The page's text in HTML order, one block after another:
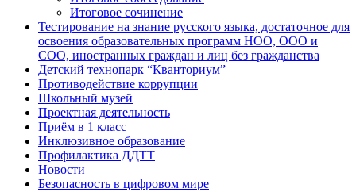
Итоговое сочинение
Тестирование на знание русского языка, достаточное для
освоения образовательных программ НОО, ООО и
СОО, иностранных граждан и лиц без гражданства
Детский технопарк “Кванториум”
Противодействие коррупции
Школьный музей
Проектная деятельность
Приём в 1 класс
Инклюзивное образование
Профилактика ДДТТ
Новости
Безопасность в цифровом мире